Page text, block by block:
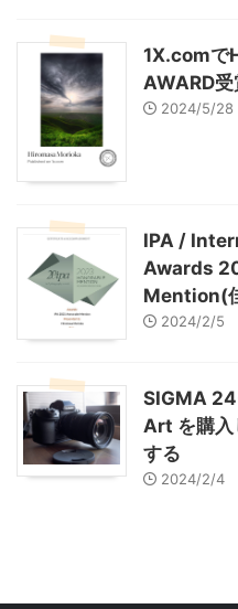
1X.comで
AWARD受
2024/5/28
IPA /
Awards
Mention(
2024/2/5
SIGMA
Art を購入
する
2024/2/4